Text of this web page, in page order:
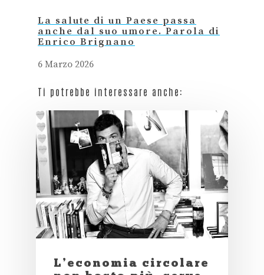
La salute di un Paese passa
anche dal suo umore. Parola di
Enrico Brignano
6 Marzo 2026
Ti potrebbe interessare anche:
L’economia circolare